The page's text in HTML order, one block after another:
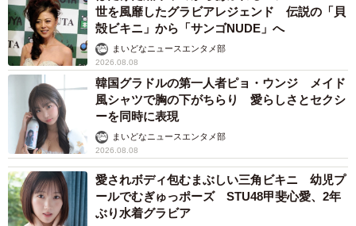
世を風靡したグラビアレジェンド 伝説の「貝
殻ビキニ」から「サンゴNUDE」へ
まいどなニュースエンタメ部
2026.08.08
韓国グラドルの第一人者ピョ・ウンジ メイド
風シャツで胸の下がちらり 愛らしさとセクシ
ーを同時に表現
まいどなニュースエンタメ部
2026.08.08
愛されボディ包むまぶしい三角ビキニ 幼児プ
ールでむぎゅっポーズ STU48甲斐心愛、2年
ぶり水着グラビア